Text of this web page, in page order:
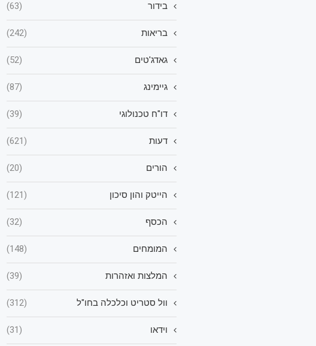
בידור (63)
בריאות (242)
גאדג'טים (52)
גיימינג (87)
דו"ח טכנולוגי (39)
דעות (621)
הורים (20)
הייטק והון סיכון (121)
הכסף (32)
המומחים (148)
המלצות ואזהרות (39)
וול סטריט וכלכלה בחו"ל (312)
וידאו (31)